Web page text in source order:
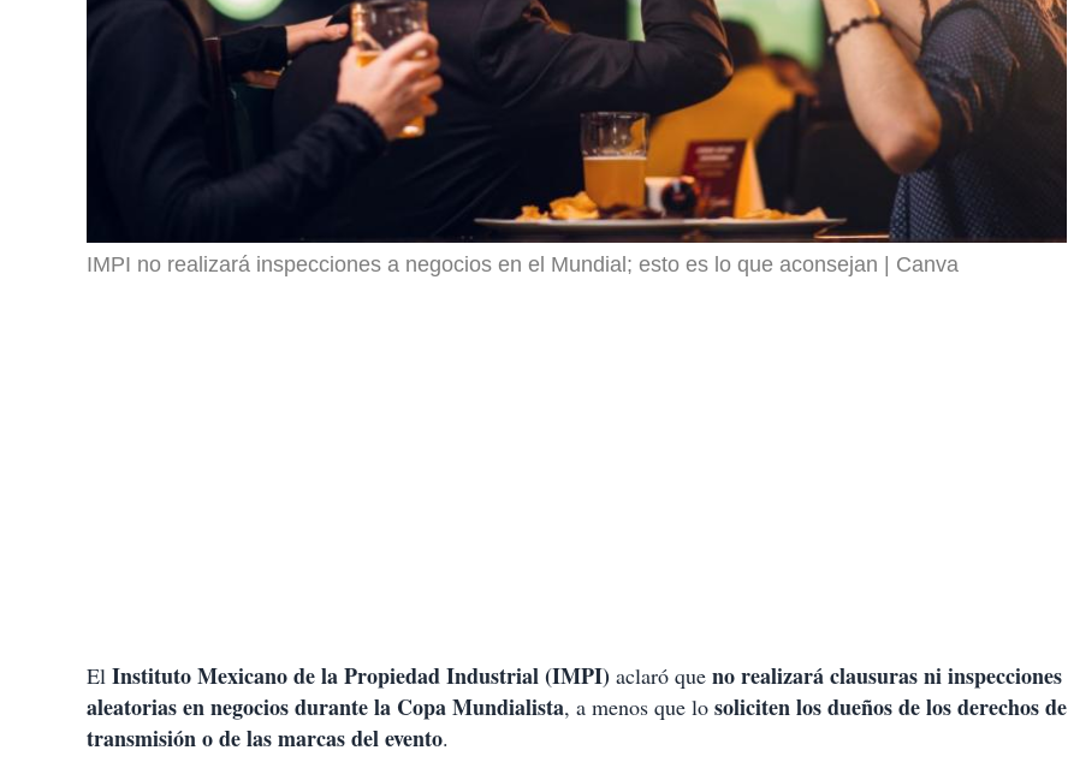
IMPI no realizará inspecciones a negocios en el Mundial; esto es lo que aconsejan Canva
El Instituto Mexicano de la Propiedad Industrial (IMPI) aclaró que no realizará clausuras ni inspecciones
aleatorias en negocios durante la Copa Mundialista, a menos que lo soliciten los dueños de los derechos de
transmisión o de las marcas del evento.